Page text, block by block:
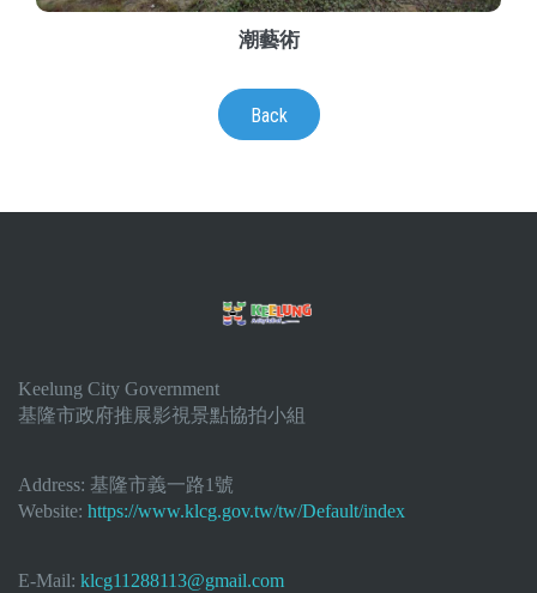
潮藝術
Back
Keelung City Government
基隆市政府推展影視景點協拍小組
Address: 基隆市義一路1號
Website: https://www.klcg.gov.tw/tw/Default/index
E-Mail: klcg11288113@gmail.com